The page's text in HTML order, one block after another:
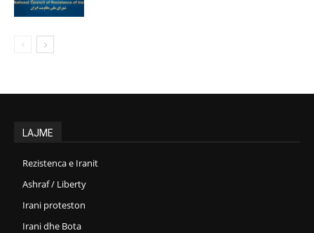
LAJME
Rezistenca e Iranit
Ashraf / Liberty
Irani proteston
Irani dhe Bota